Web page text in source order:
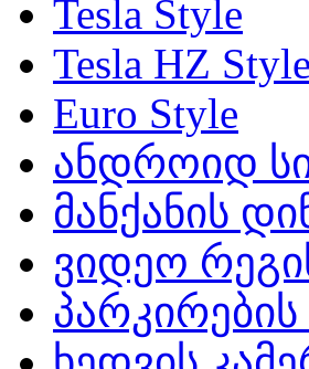
Tesla Style
Tesla HZ Style
Euro Style
ანდროიდ
მანქანის
ვიდეო
პარკირების